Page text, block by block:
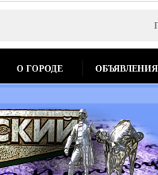
О ГОРОДЕ ОБЪЯВЛЕНИЯ